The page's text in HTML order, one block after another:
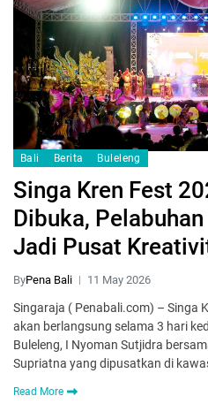
Bali Berita Buleleng
Singa Kren Fest
Dibuka,
Jadi Pusat
ByPena Bali 11 May 2026
Singaraja ( Penabali.com) – Singa
akan berlangsung selama 3 hari
Buleleng, I Nyoman Sutjidra
Supriatna yang dipusatkan di
Read More